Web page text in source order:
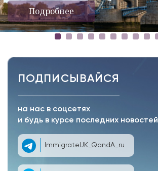
Подробнее
ПОДПИСЫВАЙСЯ
на нас в соцсетях
и будь в курсе последних новостей
ImmigrateUK_QandA_ru